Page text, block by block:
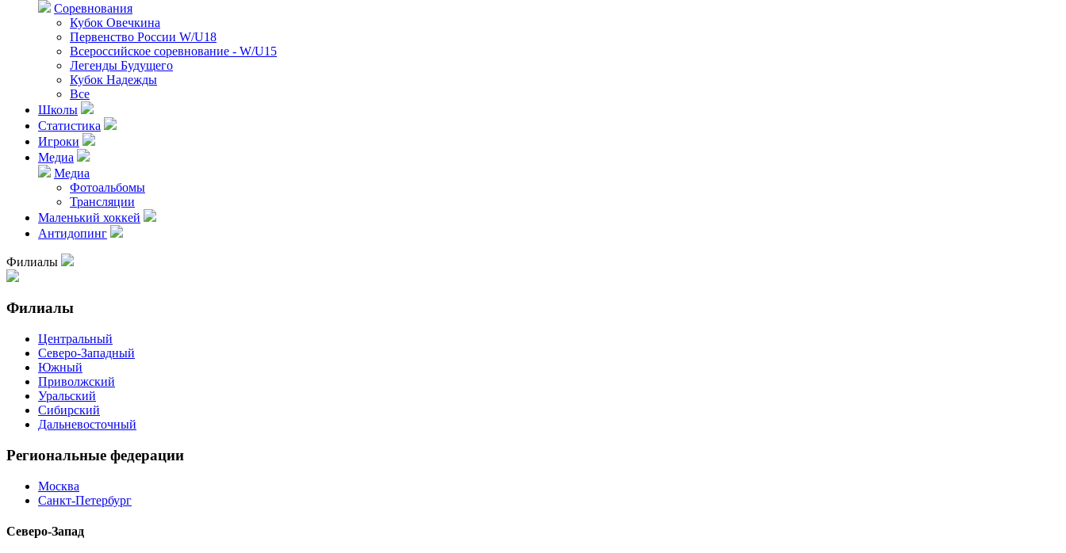
Соревнования
Кубок Овечкина
Первенство России W/U18
Всероссийское соревнование - W/U15
Легенды Будущего
Кубок Надежды
Все
Школы
Статистика
Игроки
Медиа
Медиа
Фотоальбомы
Трансляции
Маленький хоккей
Антидопинг
Филиалы
Филиалы
Центральный
Северо-Западный
Южный
Приволжский
Уральский
Сибирский
Дальневосточный
Региональные федерации
Москва
Санкт-Петербург
Северо-Запад